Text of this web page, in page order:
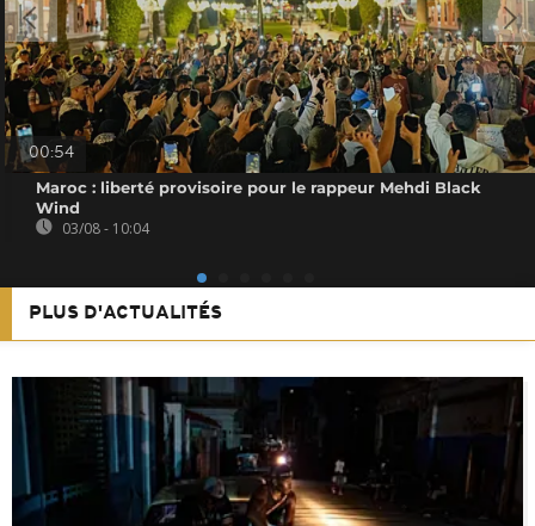
00:54
Maroc : liberté provisoire pour le rappeur Mehdi Black
Wind
03/08 - 10:04
PLUS D'ACTUALITÉS